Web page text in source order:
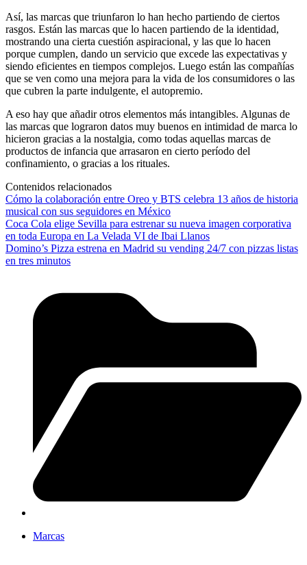
Así, las marcas que triunfaron lo han hecho partiendo de ciertos
rasgos. Están las marcas que lo hacen partiendo de la identidad,
mostrando una cierta cuestión aspiracional, y las que lo hacen
porque cumplen, dando un servicio que excede las expectativas y
siendo eficientes en tiempos complejos. Luego están las compañías
que se ven como una mejora para la vida de los consumidores o las
que cubren la parte indulgente, el autopremio.
A eso hay que añadir otros elementos más intangibles. Algunas de
las marcas que lograron datos muy buenos en intimidad de marca lo
hicieron gracias a la nostalgia, como todas aquellas marcas de
productos de infancia que arrasaron en cierto período del
confinamiento, o gracias a los rituales.
Contenidos relacionados
Cómo la colaboración entre Oreo y BTS celebra 13 años de historia
musical con sus seguidores en México
Coca Cola elige Sevilla para estrenar su nueva imagen corporativa
en toda Europa en La Velada VI de Ibai Llanos
Domino’s Pizza estrena en Madrid su vending 24/7 con pizzas listas
en tres minutos
Marcas